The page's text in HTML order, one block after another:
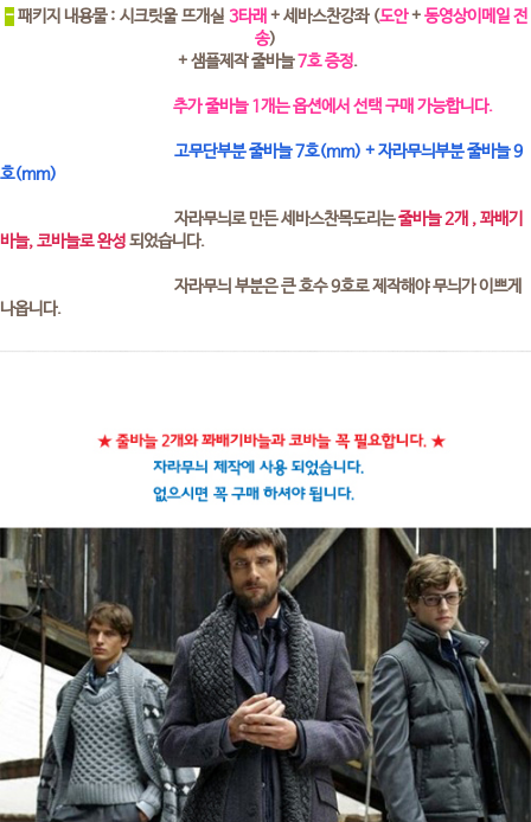
- 패키지 내용물 : 시크릿울 뜨개실 3타래 + 세바스찬강좌 (도안+동영상이메일 전
송)
+ 샘플제작 줄바늘7호 증정.
추가 줄바늘 1개는 옵션에서 선택 구매 가능합니다.
고무단부분 줄바늘 7호(mm) + 자라무늬부분 줄바늘 9
호(mm)
자라무늬로 만든 세바스찬목도리는줄바늘 2개 , 꽈배기
바늘, 코바늘로 완성되었습니다.
자라무늬 부분은 큰 호수 9호로 제작해야 무늬가 이쁘게
나옵니다.